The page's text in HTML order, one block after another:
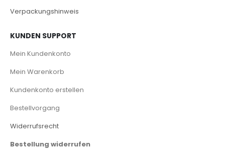
Verpackungshinweis
KUNDEN SUPPORT
Mein Kundenkonto
Mein Warenkorb
Kundenkonto erstellen
Bestellvorgang
Widerrufsrecht
Bestellung widerrufen